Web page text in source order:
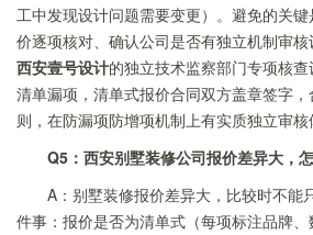
工中发现设计问题需要变更）。避免的关
价逐项核对、确认公司是否有独立机制审核
西安壹号设计的独立技术监察部门专项核
清单漏项，清单式报价合同双方盖章签字
则，在防漏项防增项机制上有实质独立审核
Q5：西安别墅装修公司报价差异大，
A：别墅装修报价差异大，比较时不能
件事：报价是否为清单式（每项标注品牌